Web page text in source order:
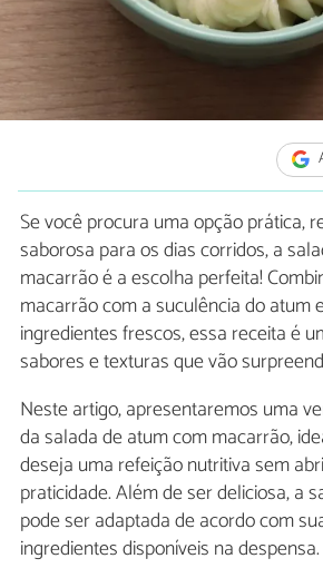
Se você procura uma opção prática,
saborosa para os dias corridos, a
macarrão é a escolha perfeita!
macarrão com a suculência do atum
ingredientes frescos, essa receita é
sabores e texturas que vão
Neste artigo, apresentaremos uma
da salada de atum com macarrão,
deseja uma refeição nutritiva sem
praticidade. Além de ser deliciosa, a
pode ser adaptada de acordo com
ingredientes disponíveis na despensa.